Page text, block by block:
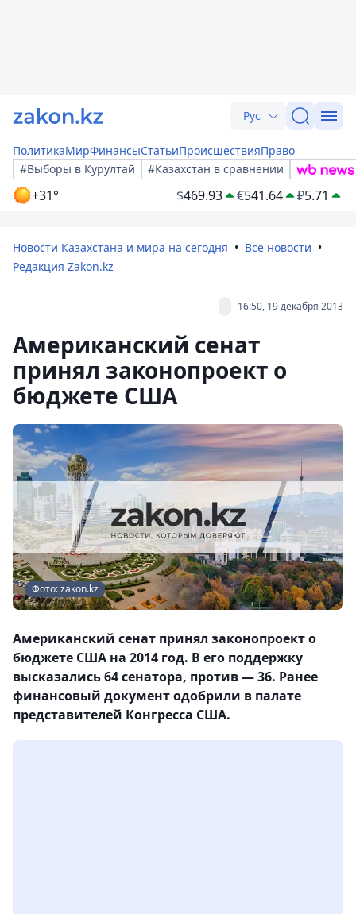
Рус
ПолитикаМирФинансыСтатьиПроисшествияПраво
#Выборы в Курултай
#Казахстан в сравнении
+31° $469.93 €541.64 ₽5.71
Новости Казахстана и мира на сегодня
Все новости
Редакция Zakon.kz
16:50, 19 декабря 2013
Американский сенат
принял законопроект о
бюджете США
Фото: zakon.kz
Американский сенат принял законопроект о
бюджете США на 2014 год. В его поддержку
высказались 64 сенатора, против — 36. Ранее
финансовый документ одобрили в палате
представителей Конгресса США.